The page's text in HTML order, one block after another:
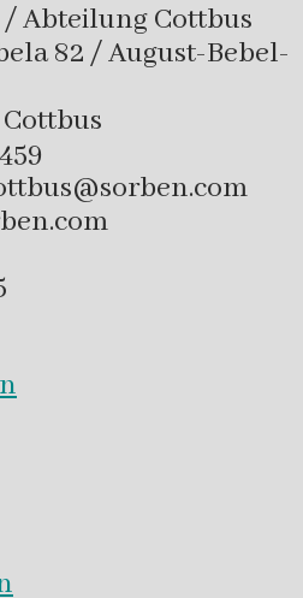
Abteilung Cottbus
82 / August-Bebel-